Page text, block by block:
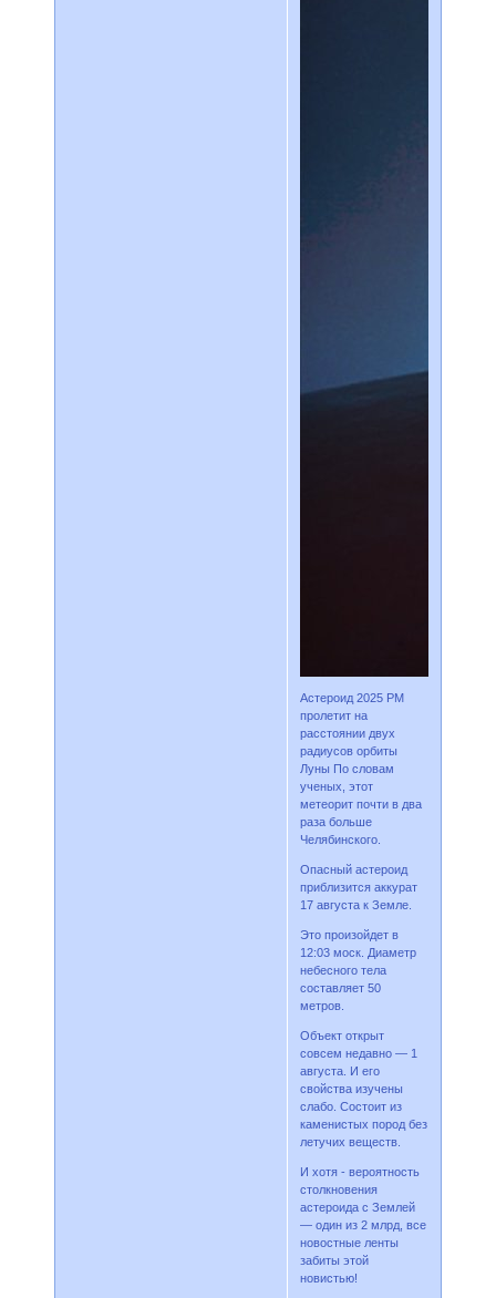
Астероид 2025 PM
пролетит на
расстоянии двух
радиусов орбиты
Луны По словам
ученых, этот
метеорит почти в два
раза больше
Челябинского.
Опасный астероид
приблизится аккурат
17 августа к Земле.
Это произойдет в
12:03 моск. Диаметр
небесного тела
составляет 50
метров.
Объект открыт
совсем недавно — 1
августа. И его
свойства изучены
слабо. Состоит из
каменистых пород без
летучих веществ.
И хотя - вероятность
столкновения
астероида с Землей
— один из 2 млрд, все
новостные ленты
забиты этой
новистью!